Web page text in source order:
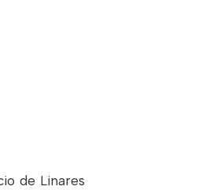
de Linares